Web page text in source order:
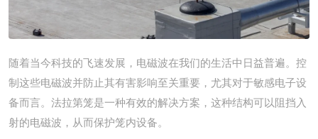
随着当今科技的飞速发展，电磁波在我们的生活中日益普遍。控
制这些电磁波并防止其有害影响至关重要，尤其对于敏感电子设
备而言。 法拉第笼是一种有效的解决方案，这种结构可以阻挡入
射的电磁波，从而保护笼内设备。